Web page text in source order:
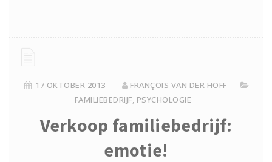
17 OKTOBER 2013
FRANÇOIS VAN DER HOFF
FAMILIEBEDRIJF, PSYCHOLOGIE
Verkoop familiebedrijf:
emotie!